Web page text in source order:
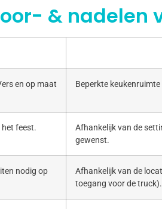
& nadelen
en op maat
Beperkte
feest.
Afhankelijk van de
gewenst.
nodig op
Afhankelijk van de
toegang voor de truck).